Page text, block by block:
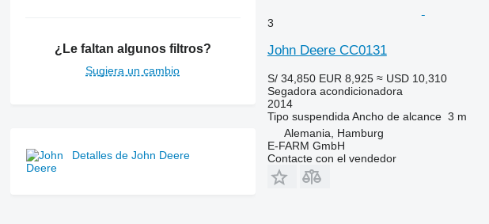
¿Le faltan algunos filtros?
Sugiera un cambio
Detalles de John Deere
3
John Deere CC0131
S/ 34,850 EUR 8,925 ≈ USD 10,310
Segadora acondicionadora
2014
Tipo suspendida Ancho de alcance 3 m
Alemania, Hamburg
E-FARM GmbH
Contacte con el vendedor